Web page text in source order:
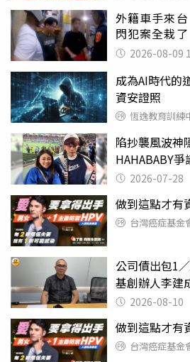
外籍車手來
閃犯案全栽
2026-08-09
成為AI時代的
資安證照
恆逸教育訓練
陷抄襲風波神
HAHABABY爭
2026-07-28
做到這點才有
台灣癌症基金
公司債出包1
基創辦人李建
跑」2026-08-10
做到這點才有
台灣癌症基金